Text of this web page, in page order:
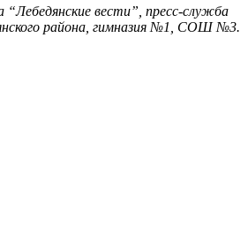
вести”, пресс-служба
района, гимназия №1, СОШ №3.